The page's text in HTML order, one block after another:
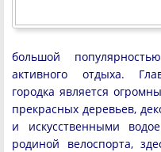
большой
активного отдыха.
городка является
прекрасных деревьев,
и искусственными
родиной велоспорта,